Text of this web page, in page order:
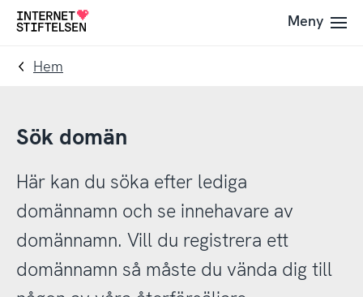
Till
navigering
Till
innehåll
Till
Meny
Hem
Sök domän
Här kan du söka efter lediga
domännamn och se innehavare av
domännamn. Vill du registrera ett
domännamn så måste du vända dig till